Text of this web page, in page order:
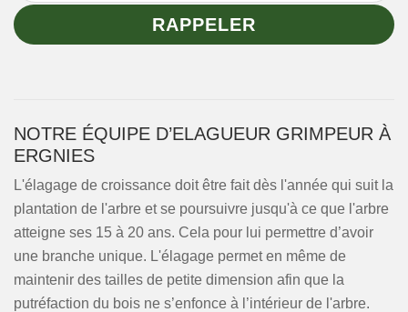
NOTRE ÉQUIPE D’ELAGUEUR GRIMPEUR À
ERGNIES
L'élagage de croissance doit être fait dès l'année qui suit la
plantation de l'arbre et se poursuivre jusqu'à ce que l'arbre
atteigne ses 15 à 20 ans. Cela pour lui permettre d’avoir
une branche unique. L'élagage permet en même de
maintenir des tailles de petite dimension afin que la
putréfaction du bois ne s’enfonce à l’intérieur de l'arbre.